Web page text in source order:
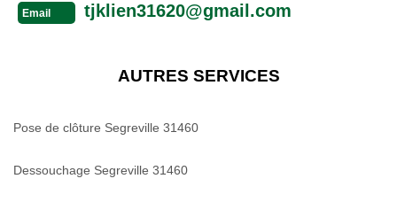
Email tjklien31620@gmail.com
AUTRES SERVICES
Pose de clôture Segreville 31460
Dessouchage Segreville 31460